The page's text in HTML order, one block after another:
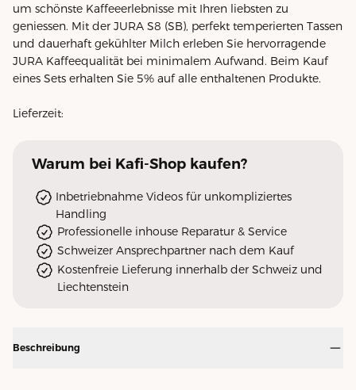
um schönste Kaffeeerlebnisse mit Ihren liebsten zu
geniessen. Mit der JURA S8 (SB), perfekt temperierten Tassen
und dauerhaft gekühlter Milch erleben Sie hervorragende
JURA Kaffeequalität bei minimalem Aufwand. Beim Kauf
eines Sets erhalten Sie 5% auf alle enthaltenen Produkte.
Lieferzeit:
Warum bei Kafi-Shop kaufen?
Inbetriebnahme Videos für unkompliziertes
Handling
Professionelle inhouse Reparatur & Service
Schweizer Ansprechpartner nach dem Kauf
Kostenfreie Lieferung innerhalb der Schweiz und
Liechtenstein
Beschreibung